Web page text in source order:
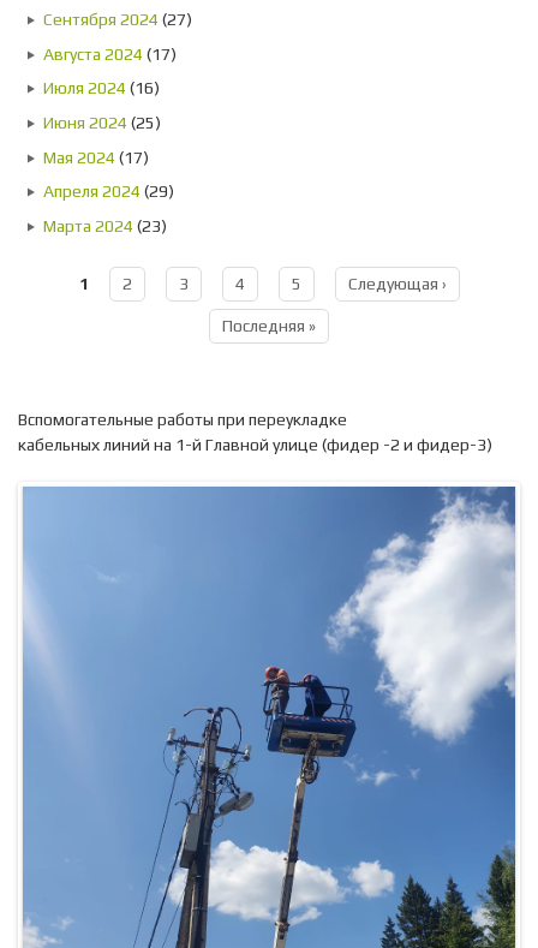
Сентября 2024 (27)
Августа 2024 (17)
Июля 2024 (16)
Июня 2024 (25)
Мая 2024 (17)
Апреля 2024 (29)
Марта 2024 (23)
Страницы
1 2 3 4 5 Следующая ›
Последняя »
Вспомогательные работы при переукладке
кабельных линий на 1-й Главной улице (фидер -2 и фидер-3)